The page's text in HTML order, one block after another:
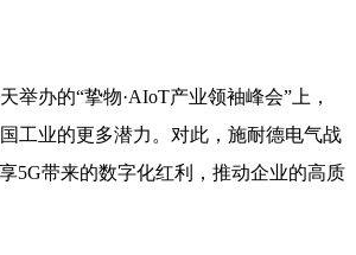
办的“挚物·AIoT产业领袖峰会”上，
工业的更多潜力。对此，施耐德电气战
5G带来的数字化红利，推动企业的高质